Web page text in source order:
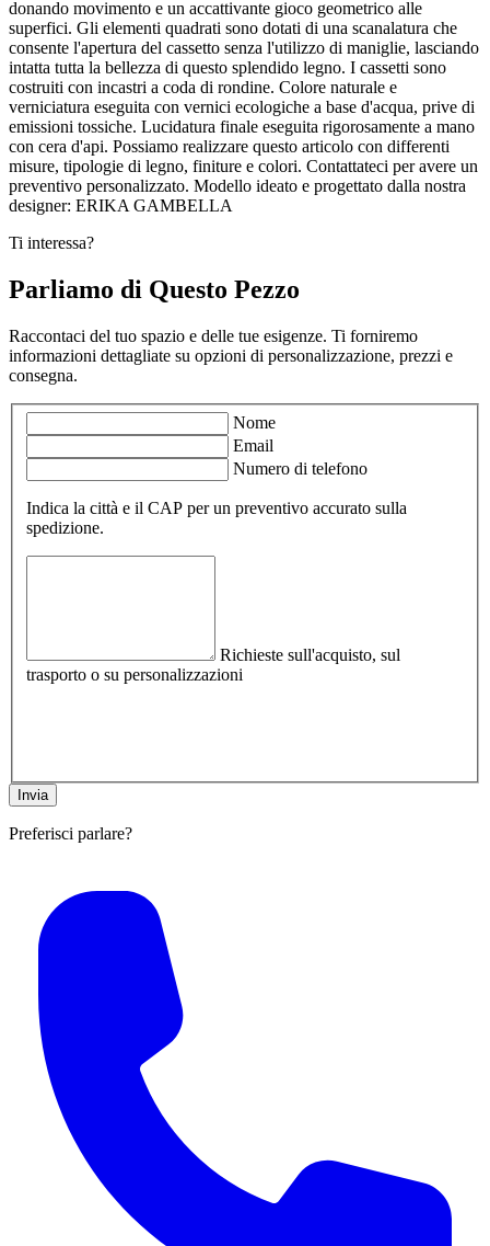
donando movimento e un accattivante gioco geometrico alle
superfici. Gli elementi quadrati sono dotati di una scanalatura che
consente l'apertura del cassetto senza l'utilizzo di maniglie, lasciando
intatta tutta la bellezza di questo splendido legno. I cassetti sono
costruiti con incastri a coda di rondine. Colore naturale e
verniciatura eseguita con vernici ecologiche a base d'acqua, prive di
emissioni tossiche. Lucidatura finale eseguita rigorosamente a mano
con cera d'api. Possiamo realizzare questo articolo con differenti
misure, tipologie di legno, finiture e colori. Contattateci per avere un
preventivo personalizzato. Modello ideato e progettato dalla nostra
designer: ERIKA GAMBELLA
Ti interessa?
Parliamo di Questo Pezzo
Raccontaci del tuo spazio e delle tue esigenze. Ti forniremo
informazioni dettagliate su opzioni di personalizzazione, prezzi e
consegna.
Nome
Email
Numero di telefono
Indica la città e il CAP per un preventivo accurato sulla
spedizione.
Richieste sull'acquisto, sul
trasporto o su personalizzazioni
Preferisci parlare?